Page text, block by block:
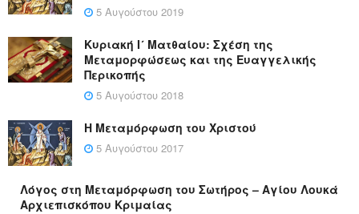
5 Αυγούστου 2019
Κυριακή Ι´ Ματθαίου: Σχέση της
Μεταμορφώσεως και της Ευαγγελικής
Περικοπής
5 Αυγούστου 2018
Η Μεταμόρφωση του Χριστού
5 Αυγούστου 2017
Λόγος στη Μεταμόρφωση του Σωτήρος – Αγίου Λουκά
Αρχιεπισκόπου Κριμαίας